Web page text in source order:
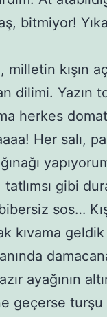
bitmiyor!
milletin kışın
dilimi. Yazın
herkes
Her salı,
gibi
sos…
kıvama
ayağının
geçerse